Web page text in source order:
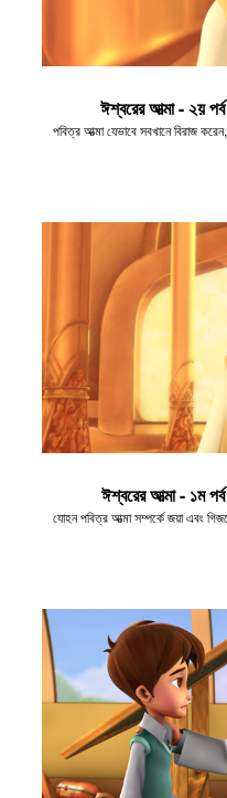
ঈশ্বরের আত্মা - ২য় পর্ব
ঈশ্বরের আত্মা - ১ম পর্ব